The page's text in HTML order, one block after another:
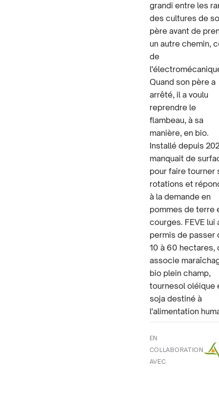
grandi entre les
des cultures de
père avant de
un autre chemin,
de
Quand son père a
arrêté, il a voulu
reprendre le
flambeau, à sa
manière, en bio.
Installé depuis
manquait de
pour faire tourner
rotations et
à la demande en
pommes de terre
courges. FEVE lui
permis de passer
10 à 60 hectares,
associe
bio plein champ,
tournesol oléique
soja destiné à
l'alimentation
EN
COLLABORATION
AVEC